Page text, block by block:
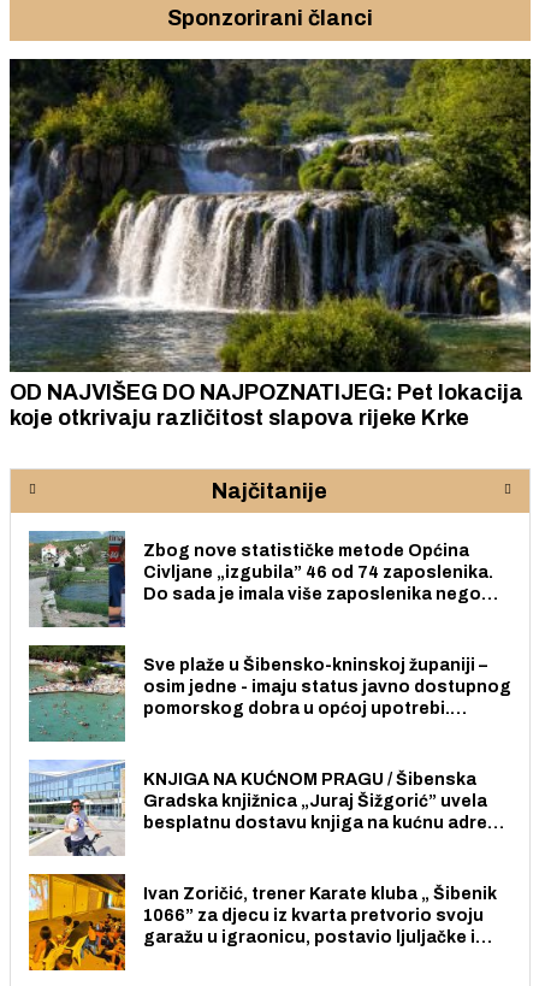
Sponzorirani članci
OD NAJVIŠEG DO NAJPOZNATIJEG: Pet lokacija
koje otkrivaju različitost slapova rijeke Krke
Najčitanije
Zbog nove statističke metode Općina
Civljane „izgubila” 46 od 74 zaposlenika.
Do sada je imala više zaposlenika nego
Sve plaže u Šibensko-kninskoj županiji –
osim jedne - imaju status javno dostupnog
pomorskog dobra u općoj upotrebi.
KNJIGA NA KUĆNOM PRAGU / Šibenska
Gradska knjižnica „Juraj Šižgorić” uvela
besplatnu dostavu knjiga na kućnu adresu
Ivan Zoričić, trener Karate kluba „ Šibenik
1066” za djecu iz kvarta pretvorio svoju
garažu u igraonicu, postavio ljuljačke i